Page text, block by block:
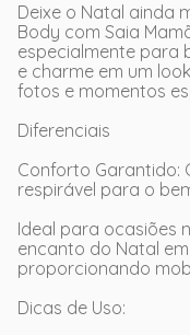
Deixe o Natal ainda
Body com Saia
especialmente para
e charme em um
fotos e momentos
Diferenciais
Conforto Garantido:
respirável para o
Ideal para ocasiões
encanto do Natal
proporcionando
Dicas de Uso: